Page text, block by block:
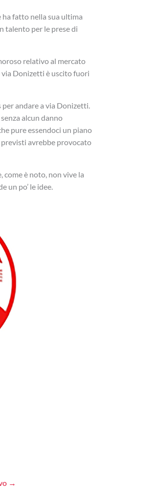
ha fatto nella sua ultima
talento per le prese di
relativo al mercato
via Donizetti è uscito fuori
per andare a via Donizetti.
alcun danno
pure essendoci un piano
avrebbe provocato
come è noto, non vive la
un po’ le idee.
→